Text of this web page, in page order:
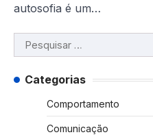
autosofia é um…
Pesquisar
por:
Categorias
Comportamento
Comunicação